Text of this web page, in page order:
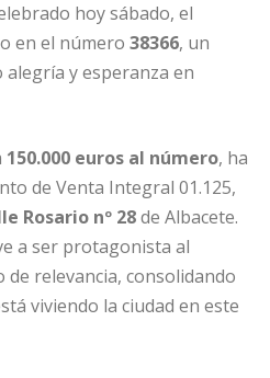
hoy sábado, el
en el número 38366, un
y esperanza en
150.000 euros al número, ha
de Venta Integral 01.125,
Rosario nº 28de Albacete.
a ser protagonista al
relevancia, consolidando
viviendo la ciudad en este